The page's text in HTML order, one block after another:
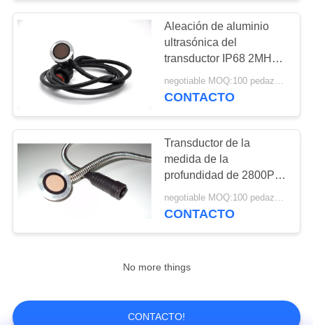
Disco piezoeléctrico
Tubo piezoeléctrico
23
Aleación de aluminio
ultrasónica del
transductor IP68 2MHz
del gas 2800PF con el
soporte externo
CONTACTO
Transductor de la
medida de la
profundidad de 2800PF
IP68 2MHz para el
depósito de gasolina
negotiable MOQ:100 pedazos/pedazos
CONTACTO
No more things
CONTACTO!